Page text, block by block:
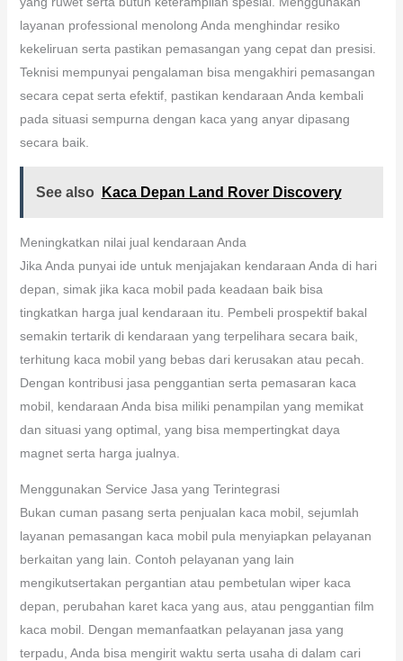
layanan professional menolong Anda menghindar resiko
kekeliruan serta pastikan pemasangan yang cepat dan presisi.
Teknisi mempunyai pengalaman bisa mengakhiri pemasangan
secara cepat serta efektif, pastikan kendaraan Anda kembali
pada situasi sempurna dengan kaca yang anyar dipasang
secara baik.
See also Kaca Depan Land Rover Discovery
Meningkatkan nilai jual kendaraan Anda
Jika Anda punyai ide untuk menjajakan kendaraan Anda di hari
depan, simak jika kaca mobil pada keadaan baik bisa
tingkatkan harga jual kendaraan itu. Pembeli prospektif bakal
semakin tertarik di kendaraan yang terpelihara secara baik,
terhitung kaca mobil yang bebas dari kerusakan atau pecah.
Dengan kontribusi jasa penggantian serta pemasaran kaca
mobil, kendaraan Anda bisa miliki penampilan yang memikat
dan situasi yang optimal, yang bisa mempertingkat daya
magnet serta harga jualnya.
Menggunakan Service Jasa yang Terintegrasi
Bukan cuman pasang serta penjualan kaca mobil, sejumlah
layanan pemasangan kaca mobil pula menyiapkan pelayanan
berkaitan yang lain. Contoh pelayanan yang lain
mengikutsertakan pergantian atau pembetulan wiper kaca
depan, perubahan karet kaca yang aus, atau penggantian film
kaca mobil. Dengan memanfaatkan pelayanan jasa yang
terpadu, Anda bisa mengirit waktu serta usaha di dalam cari